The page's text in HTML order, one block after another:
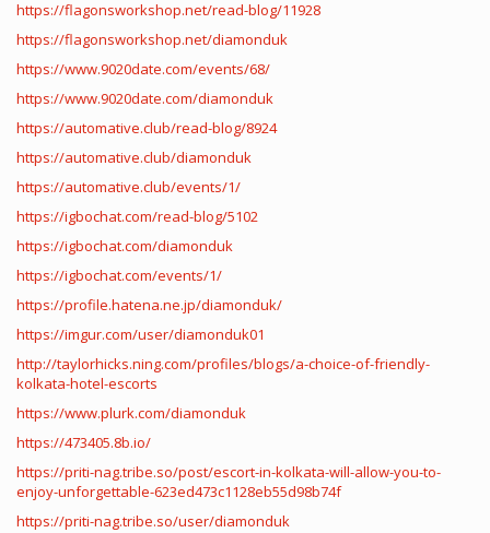
https://flagonsworkshop.net/read-blog/11928
https://flagonsworkshop.net/diamonduk
https://www.9020date.com/events/68/
https://www.9020date.com/diamonduk
https://automative.club/read-blog/8924
https://automative.club/diamonduk
https://automative.club/events/1/
https://igbochat.com/read-blog/5102
https://igbochat.com/diamonduk
https://igbochat.com/events/1/
https://profile.hatena.ne.jp/diamonduk/
https://imgur.com/user/diamonduk01
http://taylorhicks.ning.com/profiles/blogs/a-choice-of-friendly-
kolkata-hotel-escorts
https://www.plurk.com/diamonduk
https://473405.8b.io/
https://priti-nag.tribe.so/post/escort-in-kolkata-will-allow-you-to-
enjoy-unforgettable-623ed473c1128eb55d98b74f
https://priti-nag.tribe.so/user/diamonduk